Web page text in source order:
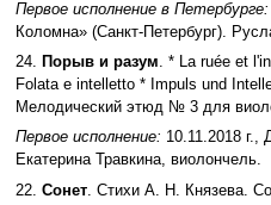
Первое исполнение в Петербурге:
Коломна» (Санкт-Петербург).
24. Порыв и разум. * La ruée et
Folata e intelletto * Impuls und
Мелодический этюд № 3 для
Первое исполнение: 10.11.2018 г.,
Екатерина Травкина, виолончель.
22. Сонет. Стихи А. Н. Князева.